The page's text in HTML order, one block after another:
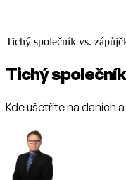
Tichý společník vs.
Tichý
Kde ušetříte na daních